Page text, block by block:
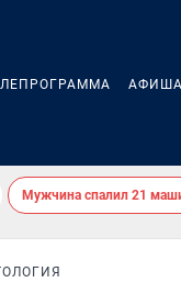
АФИША
Мужчина спалил 21